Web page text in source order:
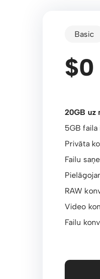
Basic
$0
20GB uz
5GB faila
Privāta
Failu
RAW
Video
Failu